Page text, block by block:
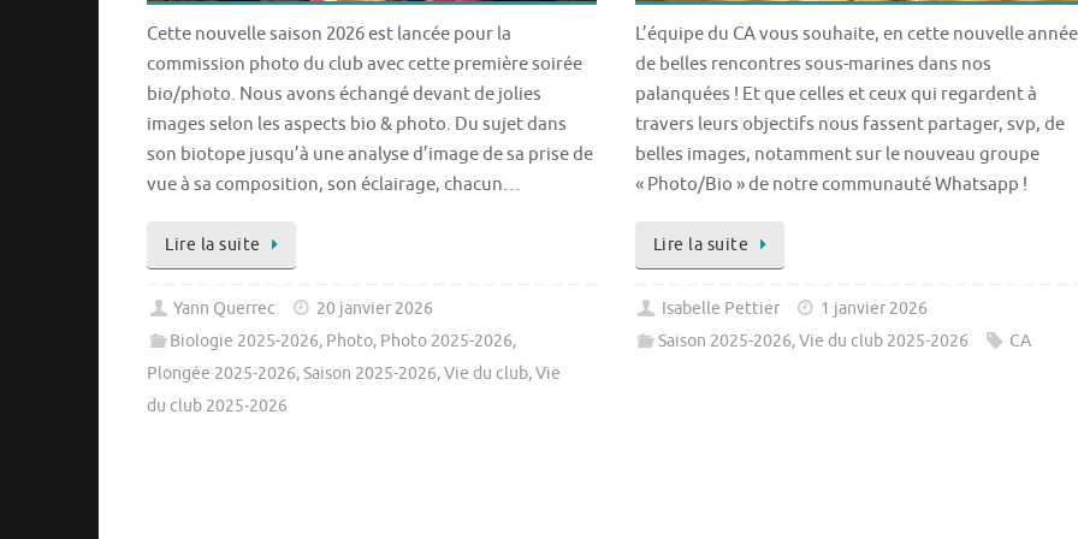
Cette nouvelle saison 2026 est lancée pour la
commission photo du club avec cette première soirée
bio/photo. Nous avons échangé devant de jolies
images selon les aspects bio & photo. Du sujet dans
son biotope jusqu’à une analyse d’image de sa prise de
vue à sa composition, son éclairage, chacun…
Lire la suite
Yann Querrec
20 janvier 2026
Biologie 2025-2026, Photo, Photo 2025-2026,
Plongée 2025-2026,Saison 2025-2026,Vie du club,Vie
du club 2025-2026
L’équipe du CA vous souhaite, en cette nouvelle
de belles rencontres sous-marines dans nos
palanquées ! Et que celles et ceux qui regardent à
travers leurs objectifs nous fassent partager, svp, de
belles images, notamment sur le nouveau groupe
« Photo/Bio » de notre communauté Whatsapp !
Lire la suite
Isabelle Pettier
1 janvier 2026
Saison 2025-2026,Vie du club 2025-2026 CA